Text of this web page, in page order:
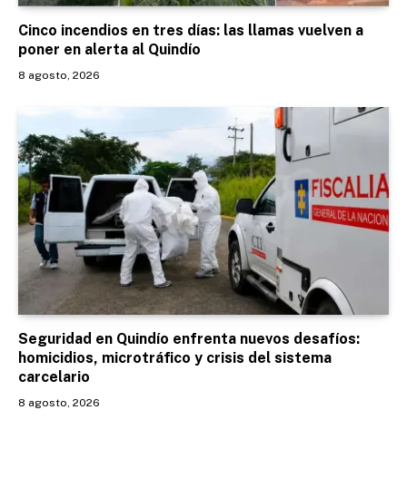
Cinco incendios en tres días: las llamas vuelven a
poner en alerta al Quindío
8 agosto, 2026
Seguridad en Quindío enfrenta nuevos desafíos:
homicidios, microtráfico y crisis del sistema
carcelario
8 agosto, 2026